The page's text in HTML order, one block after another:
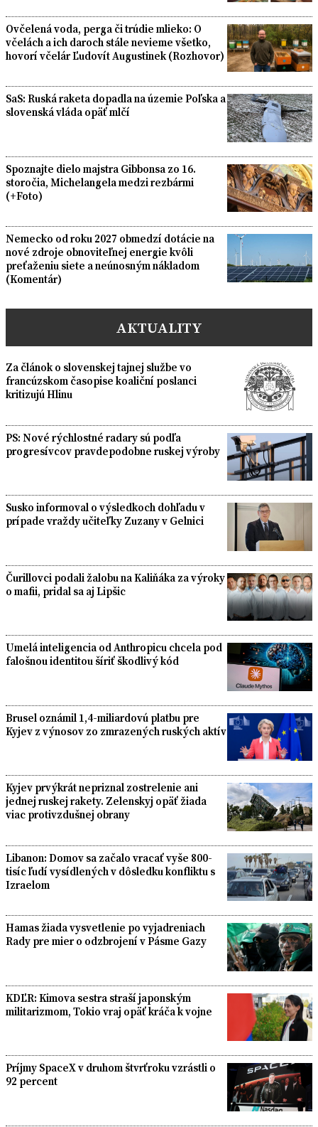
Ovčelená voda, perga či trúdie mlieko: O
včelách a ich daroch stále nevieme všetko,
hovorí včelár Ľudovít Augustinek (Rozhovor)
SaS: Ruská raketa dopadla na územie Poľska a
slovenská vláda opäť mlčí
Spoznajte dielo majstra Gibbonsa zo 16.
storočia, Michelangela medzi rezbármi
(+Foto)
Nemecko od roku 2027 obmedzí dotácie na
nové zdroje obnoviteľnej energie kvôli
preťaženiu siete a neúnosným nákladom
(Komentár)
AKTUALITY
Za článok o slovenskej tajnej službe vo
francúzskom časopise koaliční poslanci
kritizujú Hlinu
PS: Nové rýchlostné radary sú podľa
progresívcov pravdepodobne ruskej výroby
Susko informoval o výsledkoch dohľadu v
prípade vraždy učiteľky Zuzany v Gelnici
Čurillovci podali žalobu na Kaliňáka za výroky
o mafii, pridal sa aj Lipšic
Umelá inteligencia od Anthropicu chcela pod
falošnou identitou šíriť škodlivý kód
Brusel oznámil 1,4-miliardovú platbu pre
Kyjev z výnosov zo zmrazených ruských aktív
Kyjev prvýkrát nepriznal zostrelenie ani
jednej ruskej rakety. Zelenskyj opäť žiada
viac protivzdušnej obrany
Libanon: Domov sa začalo vracať vyše 800-
tisíc ľudí vysídlených v dôsledku konfliktu s
Izraelom
Hamas žiada vysvetlenie po vyjadreniach
Rady pre mier o odzbrojení v Pásme Gazy
KDĽR: Kimova sestra straší japonským
militarizmom, Tokio vraj opäť kráča k vojne
Príjmy SpaceX v druhom štvrťroku vzrástli o
92 percent